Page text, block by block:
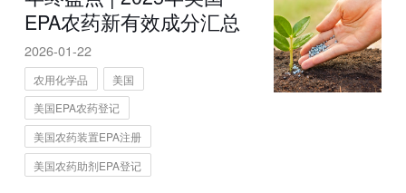
EPA农药新有效成分汇总
2026-01-22
农用化学品
美国
美国EPA农药登记
美国农药装置EPA注册
美国农药助剂EPA登记